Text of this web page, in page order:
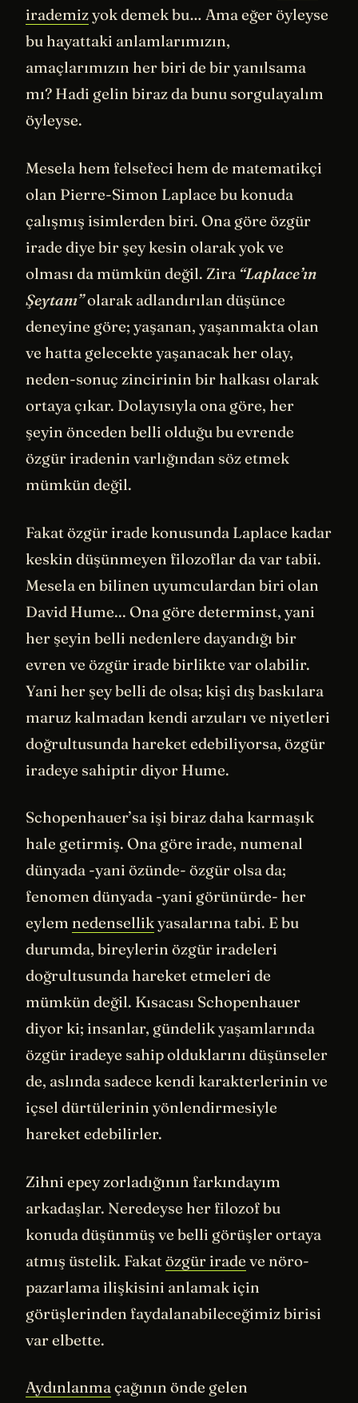
irademizyok demek bu… Ama eğer öyleyse
bu hayattaki anlamlarımızın,
amaçlarımızın her biri de bir yanılsama
mı? Hadi gelin biraz da bunu sorgulayalım
öyleyse.
Mesela hem felsefeci hem de matematikçi
olan Pierre-Simon Laplace bu konuda
çalışmış isimlerden biri. Ona göre özgür
irade diye bir şey kesin olarak yok ve
olması da mümkün değil. Zira “Laplace’ın
Şeytanı”olarak adlandırılan düşünce
deneyine göre; yaşanan, yaşanmakta olan
ve hatta gelecekte yaşanacak her olay,
neden-sonuç zincirinin bir halkası olarak
ortaya çıkar. Dolayısıyla ona göre, her
şeyin önceden belli olduğu bu evrende
özgür iradenin varlığından söz etmek
mümkün değil.
Fakat özgür irade konusunda Laplace kadar
keskin düşünmeyen filozoflar da var tabii.
Mesela en bilinen uyumculardan biri olan
David Hume... Ona göre determinst, yani
her şeyin belli nedenlere dayandığı bir
evren ve özgür irade birlikte var olabilir.
Yani her şey belli de olsa; kişi dış baskılara
maruz kalmadan kendi arzuları ve niyetleri
doğrultusunda hareket edebiliyorsa, özgür
iradeye sahiptir diyor Hume.
Schopenhauer’sa işi biraz daha karmaşık
hale getirmiş. Ona göre irade, numenal
dünyada -yani özünde- özgür olsa da;
fenomen dünyada -yani görünürde- her
eylem nedensellikyasalarına tabi. E bu
durumda, bireylerin özgür iradeleri
doğrultusunda hareket etmeleri de
mümkün değil. Kısacası Schopenhauer
diyor ki; insanlar, gündelik yaşamlarında
özgür iradeye sahip olduklarını düşünseler
de, aslında sadece kendi karakterlerinin ve
içsel dürtülerinin yönlendirmesiyle
hareket edebilirler.
Zihni epey zorladığının farkındayım
arkadaşlar. Neredeyse her filozof bu
konuda düşünmüş ve belli görüşler ortaya
atmış üstelik. Fakatözgür irade ve nöro-
pazarlama ilişkisini anlamak için
görüşlerinden faydalanabileceğimiz birisi
var elbette.
Aydınlanmaçağının önde gelen